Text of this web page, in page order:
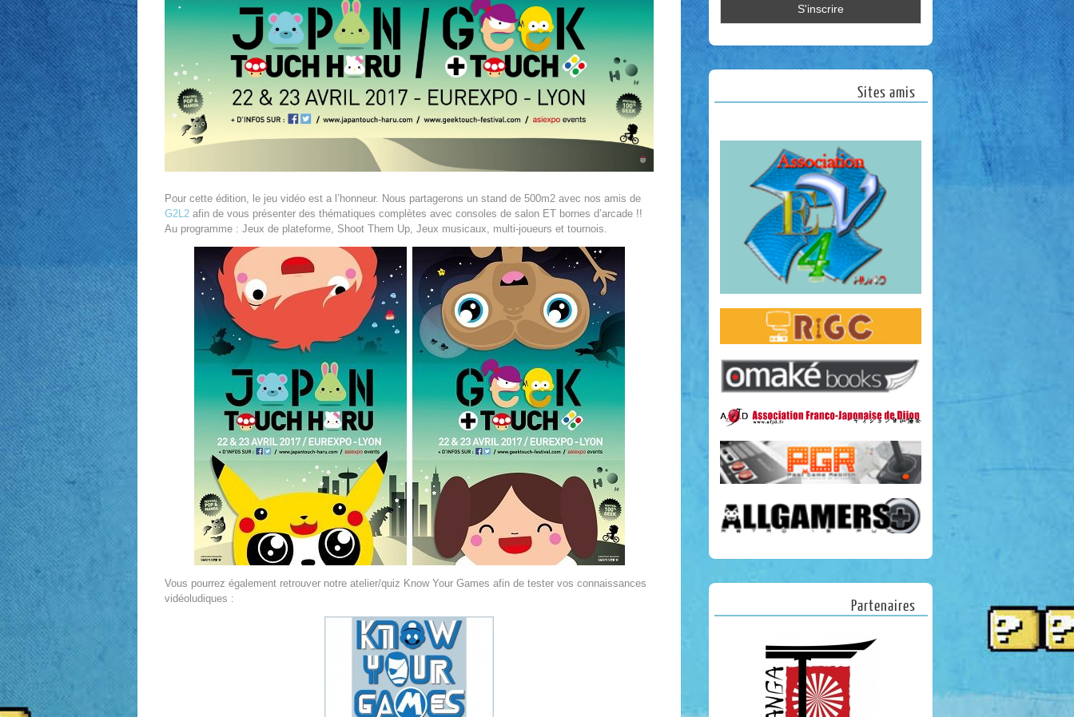
Pour cette édition, le jeu vidéo est a l’honneur. Nous partagerons un stand de 500m2 avec nos amis de
G2L2 afin de vous présenter des thématiques complètes avec consoles de salon ET bornes d’arcade !!
Au programme : Jeux de plateforme, Shoot Them Up, Jeux musicaux, multi-joueurs et tournois.
Vous pourrez également retrouver notre atelier/quiz Know Your Games afin de tester vos connaissances
vidéoludiques :
Sites amis
Partenaires